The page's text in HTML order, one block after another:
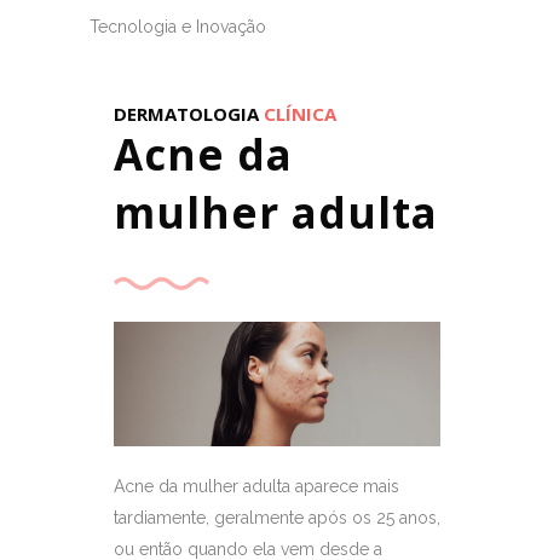
Tecnologia e Inovação
DERMATOLOGIA CLÍNICA
Acne da
mulher adulta
Acne da mulher adulta aparece mais
tardiamente, geralmente após os 25 anos,
ou então quando ela vem desde a